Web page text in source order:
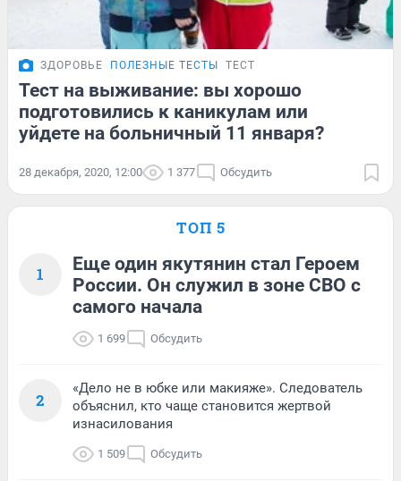
ЗДОРОВЬЕ ПОЛЕЗНЫЕ ТЕСТЫ ТЕСТ
Тест на выживание: вы хорошо
подготовились к каникулам или
уйдете на больничный 11 января?
28 декабря, 2020, 12:00 1 377 Обсудить
ТОП 5
1
Еще один якутянин стал Героем
России. Он служил в зоне СВО с
самого начала
1 699 Обсудить
2
«Дело не в юбке или макияже». Следователь
объяснил, кто чаще становится жертвой
изнасилования
1 509 Обсудить